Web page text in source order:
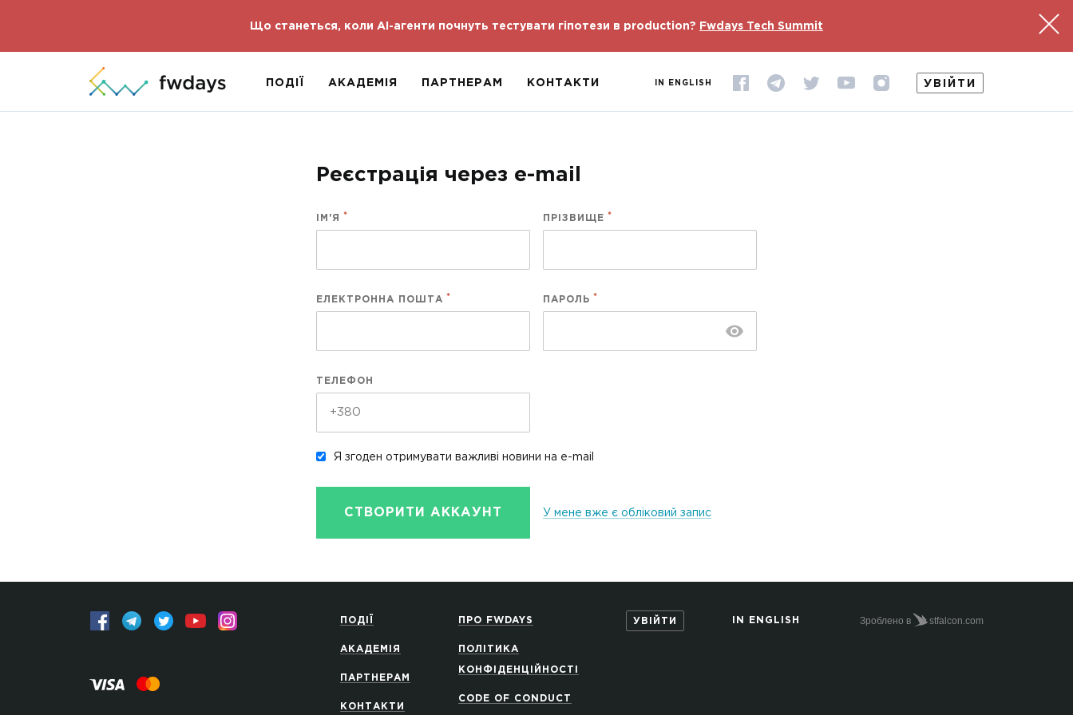
Що станеться, коли AI-агенти почнуть тестувати гіпотези в production? Fwdays Tech Summit
ПОДІЇ АКАДЕМІЯ ПАРТНЕРАМ КОНТАКТИ IN ENGLISH УВІЙТИ
Реєстрація через e-mail
ІМ'Я ПРІЗВИЩЕ
ЕЛЕКТРОННА ПОШТА ПАРОЛЬ
ТЕЛЕФОН
Я згоден отримувати важливі новини на e-mail
СТВОРИТИ АККАУНТ У мене вже є обліковий запис
ПОДІЇ
АКАДЕМІЯ
ПАРТНЕРАМ
КОНТАКТИ
ПРО FWDAYS
ПОЛІТИКА
КОНФІДЕНЦІЙНОСТІ
CODE OF CONDUCT
УВІЙТИ IN ENGLISH Зроблено в stfalcon.com